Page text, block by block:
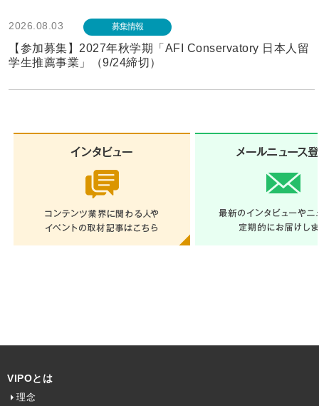
2026.08.03 募集情報
【参加募集】2027年秋学期「AFI Conservatory 日本人留
学生推薦事業」（9/24締切）
VIPOとは
理念